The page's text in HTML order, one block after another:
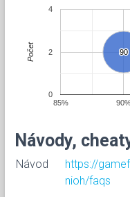
90
90
85%
0
2
4
Počet
Návody,
Návod
https://
nioh/faqs